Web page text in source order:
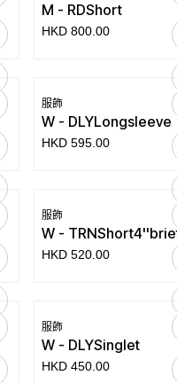
M - RDShort
HKD800.00
服飾
W - DLYLongsleeve
HKD595.00
服飾
W -
HKD520.00
服飾
W - DLYSinglet
HKD450.00